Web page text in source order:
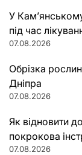
У
під час
07.08.2026
Обрізка
Дніпра
07.08.2026
Як відновити
покрокова
07.08.2026